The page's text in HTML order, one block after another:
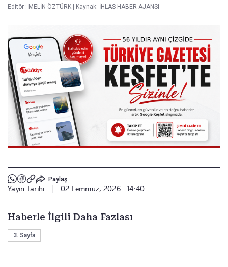
Editör : MELİN ÖZTÜRK Kaynak: İHLAS HABER AJANSI
Paylaş
Yayın Tarihi 02 Temmuz, 2026 - 14:40
Haberle İlgili Daha Fazlası
3. Sayfa